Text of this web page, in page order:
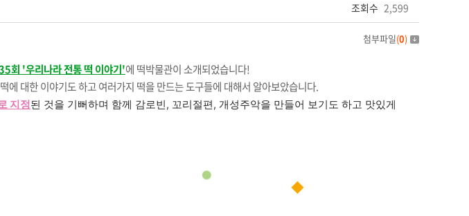
조회수 2,599
첨부파일(0)
회 '우리나라 전통 떡 이야기'에 떡박물관이 소개되었습니다!
에 대한 이야기도 하고 여러가지 떡을 만드는 도구들에 대해서 알아보았습니다.
지정된 것을 기뻐하며 함께 감로빈, 꼬리절편, 개성주악을 만들어 보기도 하고 맛있게